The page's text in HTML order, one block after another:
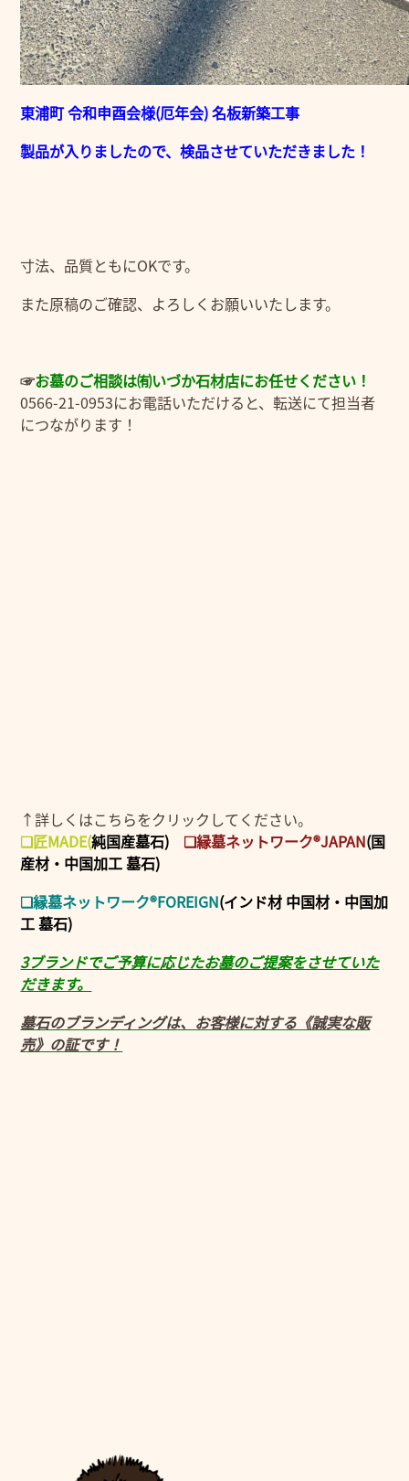
東浦町 令和申酉会様(厄年会) 名板新築工事
製品が入りましたので、検品させていただきました！
寸法、品質ともにOKです。
また原稿のご確認、よろしくお願いいたします。
☞お墓のご相談は㈲いづか石材店にお任せください！
0566-21-0953にお電話いただけると、転送にて担当者
につながります！
↑詳しくはこちらをクリックしてください。
❑匠MADE(純国産墓石) ❑縁墓ネットワーク®JAPAN(国
産材・中国加工 墓石)
❑縁墓ネットワーク®FOREIGN(インド材 中国材・中国加
工 墓石)
3ブランドでご予算に応じたお墓のご提案をさせていた
だきます。
墓石のブランディングは、お客様に対する《誠実な販
売》の証です！